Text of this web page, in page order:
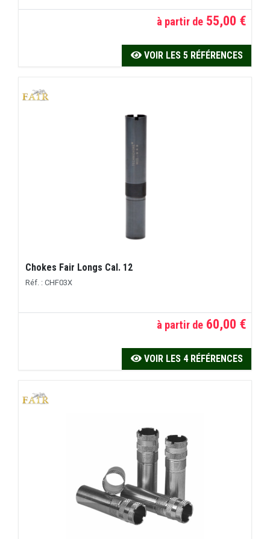
à partir de 55,00 €
VOIR LES 5 RÉFÉRENCES
Chokes Fair Longs Cal. 12
Réf. : CHF03X
à partir de 60,00 €
VOIR LES 4 RÉFÉRENCES